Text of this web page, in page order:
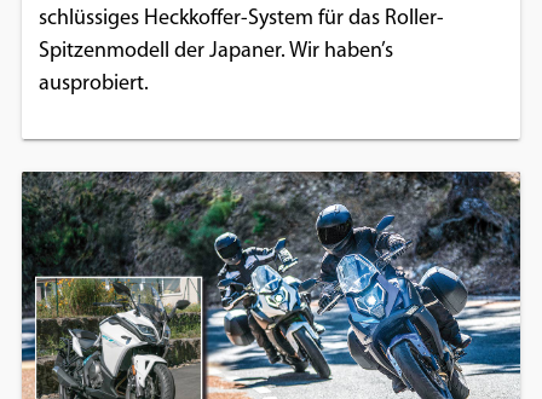
schlüssiges Heckkoffer-System für das Roller-
Spitzenmodell der Japaner. Wir haben’s
ausprobiert.